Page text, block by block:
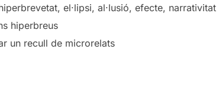
el·lipsi, al·lusió, efecte, narrativitat
hiperbreus
un recull de microrelats